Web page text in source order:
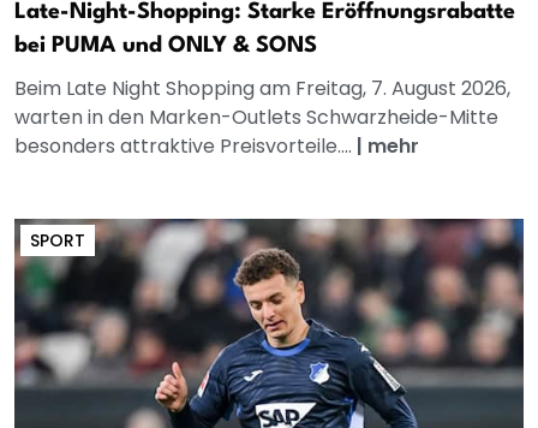
Late-Night-Shopping: Starke Eröffnungsrabatte
bei PUMA und ONLY & SONS
Beim Late Night Shopping am Freitag, 7. August 2026,
warten in den Marken-Outlets Schwarzheide-Mitte
besonders attraktive Preisvorteile.... | mehr
SPORT